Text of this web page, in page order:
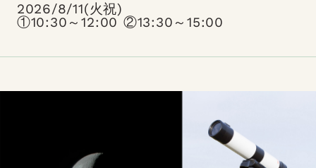
2026/8/11(火祝)
①10:30～12:00 ②13:30～15:00